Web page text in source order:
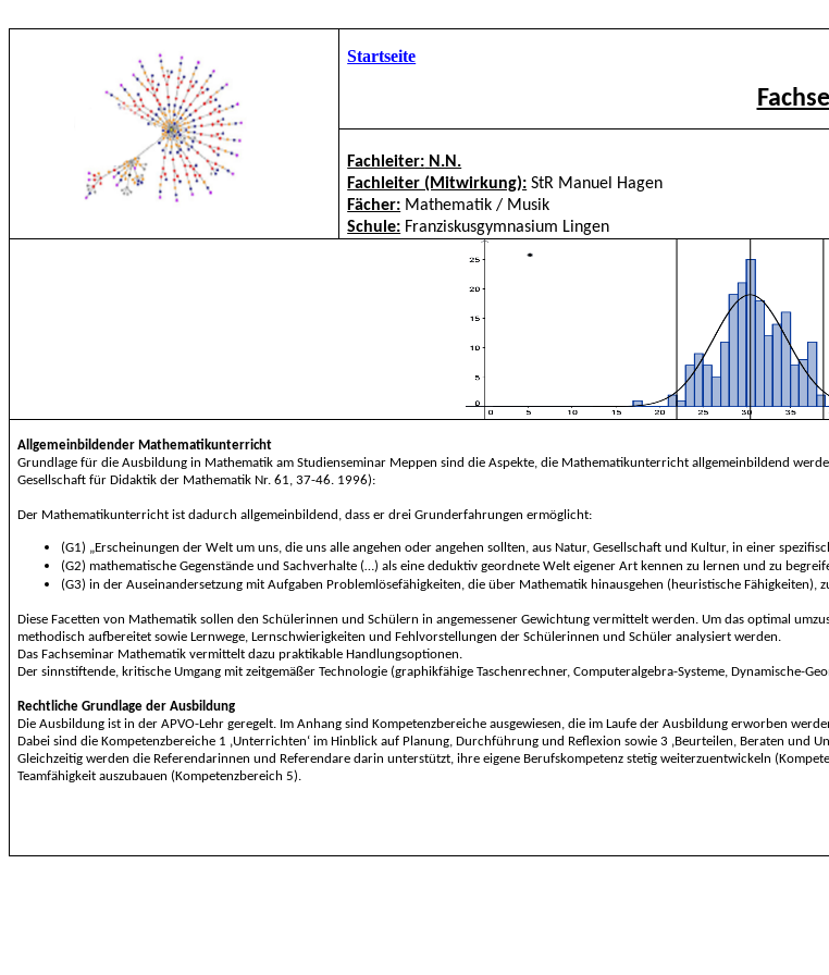
Startseite
Fachleiter: N.N.
Fachleiter (Mitwirkung): StR Manuel Hagen
Fächer: Mathematik / Musik
Schule: Franziskusgymnasium Lingen
Allgemeinbildender Mathematikunterricht
Grundlage für die Ausbildung in Mathematik am Studienseminar Meppen sind die Aspekte, die Mathematikunterricht allgemeinbildend
Gesellschaft für Didaktik der Mathematik Nr. 61, 37-46. 1996):
Der Mathematikunterricht ist dadurch allgemeinbildend, dass erdrei Grunderfahrungen ermöglicht:
(G1) „Erscheinungen der Welt um uns, die uns alle angehen oder angehen sollten, aus Natur, Gesellschaft und Kultur, in einer
(G2) mathematische Gegenstände undSachverhalte (…)als einededuktiv geordnete Welt eigener Art kennen zu lernen und zu
(G3)in der Auseinandersetzung mit Aufgaben Problemlösefähigkeiten, die über Mathematik hinausgehen ( heuristische Fähigkeiten),
Diese Facetten von Mathematik sollen den Schülerinnen und Schülern in angemessener Gewichtung vermittelt werden. Um das optimal
methodisch aufbereitet sowie Lernwege, Lernschwierigkeiten und Fehlvorstellungen der Schülerinnen und Schüler analysiert werden.
Das Fachseminar Mathematik vermittelt dazu praktikable Handlungsoptionen.
Der sinnstiftende, kritische Umgang mit zeitgemäßer Technologie (graphikfähige Taschenrechner, Computeralgebra-Systeme, Dynamische-
Rechtliche Grundlage der Ausbildung
Die Ausbildung ist in der APVO-Lehr geregelt. Im Anhang sind Kompetenzbereiche ausgewiesen, die im Laufe der Ausbildung erworben
Dabei sind die Kompetenzbereiche 1 ‚Unterrichten‘ im Hinblick auf Planung, Durchführung und Reflexion sowie 3 ‚Beurteilen, Beraten und
Gleichzeitig werden die Referendarinnen und Referendare darin unterstützt, ihre eigene Berufskompetenz stetig weiterzuentwickeln
Teamfähigkeit auszubauen (Kompetenzbereich 5).